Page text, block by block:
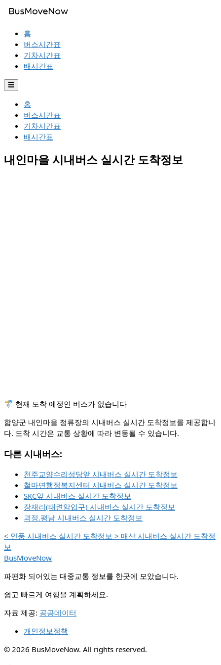
홈
버스시간표
기차시간표
배시간표
☰
홈
버스시간표
기차시간표
배시간표
내인마을 시내버스 실시간 도착정보
🚏 현재 도착 예정인 버스가 없습니다
함양군 내인마을 정류장의 시내버스 실시간 도착정보를 제공합니
다. 도착 시간은 교통 상황에 따라 변동될 수 있습니다.
다른 시내버스:
천주교양수리성당앞 시내버스 실시간 도착정보
철마면행정복지센터 시내버스 실시간 도착정보
SKC앞 시내버스 실시간 도착정보
장재리(태련암입구) 시내버스 실시간 도착정보
괴정.평남 시내버스 실시간 도착정보
< 인풍 시내버스 실시간 도착정보 > 매산 시내버스 실시간 도착정
보
BusMoveNow
파편화 되어있는 대중교통 정보를 한곳에 모았습니다.
쉽고 빠르게 여행을 계획하세요.
자료 제공: 공공데이터
개인정보정책
© 2026 BusMoveNow. All rights reserved.